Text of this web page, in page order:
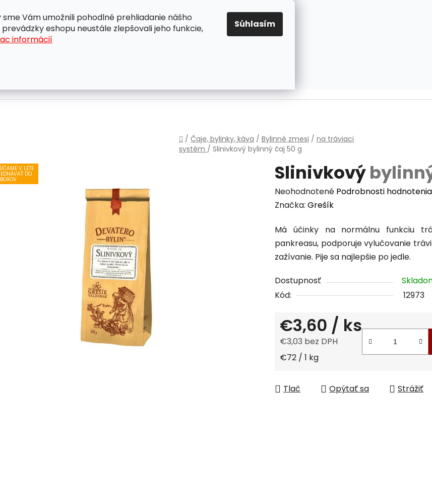
sme Vám umožnili pohodlné prehliadanie nášho
eshopu neustále zlepšovali jeho funkcie,
informácií
Súhlasím
OBCHODNÉ PODMIENKY OCHRANA OSOBNÝCH ÚDAJOV PRAVIDLÁ PRE COOKIES
EUR
Domov
/ Čaje, bylinky, káva / Bylinné zmesi / na tráviaci
systém / Slinivkový bylinný čaj 50 g
Slinivkový
Priemerné
hodnotenie
je
0,0
z
hviezdičiek.
Neohodnotené Podrobnosti hodnotenia
Značka: Grešík
Má účinky na normálnu funkciu
pankreasu, podporuje vylučovanie
zažívanie. Pije sa najlepšie po jedle.
Dostupnosť
Kód:
12973
€3,60 / ks
€3,03 bez DPH
Jednotková cena:
€72 / 1 kg
Tlač Opýtať sa Strážiť
V LETE
DO
BOXOV